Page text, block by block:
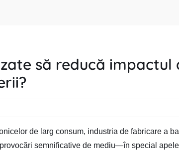
să reducă impactul
de larg consum, industria de fabricare a
semnificative de mediu—în special